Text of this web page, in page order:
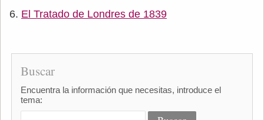
El Tratado de Londres de 1839
Buscar
Encuentra la información que necesitas, introduce el
tema: